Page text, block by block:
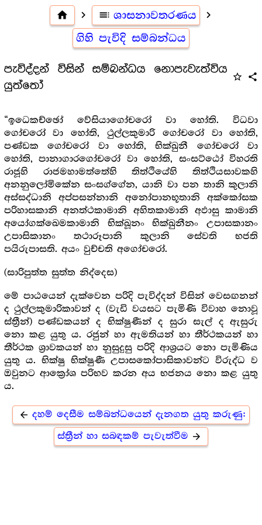
home navigate_next toc ශාසනාවතරණය navigate_next
ගිහි පැවිදි සම්බන්ධය
පැවිද්දන් විසින් සම්බන්ධය නොපැවැත්විය
යුත්තෝ
star_outline share
“ඉධෙකච්ඡෝ වේසියාගෝචරෝ වා හෝති. විධවා
ගෝචරෝ වා හෝති, ථුල්ලකුමාරි ගෝචරෝ වා හෝති,
පණ්ඩක ගෝචරෝ වා හෝති, භික්ඛුනී ගෝචරෝ වා
හෝති, පානාගාරගෝචරෝ වා හෝති, සංසට්ඨෝ විහරති
රාජූහි රාජමහාමත්තේහි තිත්ථියේහි තිත්ථියසාවකහි
අනනුලෝමිකේන සංසග්ගේන, යානි වා පන තානි කුලානි
අස්සද්ධානි අප්පසන්නානි අනෝපානභූතානි අක්කෝසක
පරිහාසකානි අනත්ථකාමානි අහිතකාමානි අඵාසු කාමානි
අයෝගක්ඛෙමකාමානි භික්ඛූනං භික්ඛුනීනං උපාසකානං
උපාසිකානං තථාරූපානි කුලානි සේවති භජති
පයිරුපාසති. අයං වුච්චති අගෝචරෝ.
(සාරිපුත්ත සුත්ත නිද්දෙස)
මේ පාඨයෙන් දැක්වෙන පරිදි පැවිද්දන් විසින් වෙසඟනන්
ද ථුල්ලකුමාරිකාවන් ද (වැඩි වයසට පැමිණි විවාහ නොවූ
ස්ත්‍රීන්) පණ්ඩකයන් ද භික්ෂුණීන් ද සුරා සැල් ද ඇසුරු
නො කළ යුතු ය. රජුන් හා ඇමතියන් හා තීර්ථකයන් හා
තීර්ථක ශ්‍රාවකයන් හා නුසුදුසු පරිදි ආශ්‍ර‍යට නො පැමිණිය
යුතු ය. භික්ෂු භික්ෂුණී උපාසකෝපාසිකාවන්ට විරුද්ධ ව
ඔවුනට ආක්‍රෝශ පරිභව කරන අය භජනය නො කළ යුතු
ය.
arrow_back දහම් දෙසීම සම්බන්ධයෙන් දැනගත යුතු කරුණු:
ස්ත්‍රීන් හා සබඳකම් පැවැත්වීම arrow_forward